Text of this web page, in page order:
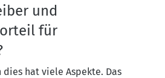
und
für
dies hat viele Aspekte. Das